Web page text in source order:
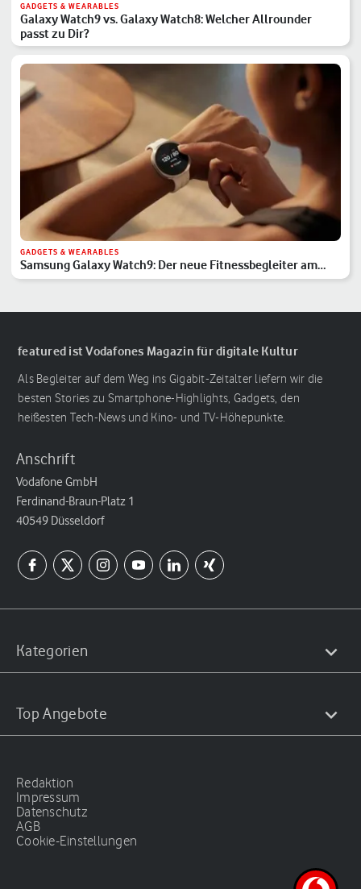
GADGETS & WEARABLES
Galaxy Watch9 vs. Galaxy Watch8: Welcher Allrounder
passt zu Dir?
GADGETS & WEARABLES
Samsung Galaxy Watch9: Der neue Fitnessbegleiter am
Handgelenk
featured ist Vodafones Magazin für digitale Kultur
Als Begleiter auf dem Weg ins Gigabit-Zeitalter liefern wir die
besten Stories zu Smartphone-Highlights, Gadgets, den
heißesten Tech-News und Kino- und TV-Höhepunkte.
Anschrift
Vodafone GmbH
Ferdinand-Braun-Platz 1
40549 Düsseldorf
Kategorien
Top Angebote
Redaktion
Impressum
Datenschutz
AGB
Cookie-Einstellungen